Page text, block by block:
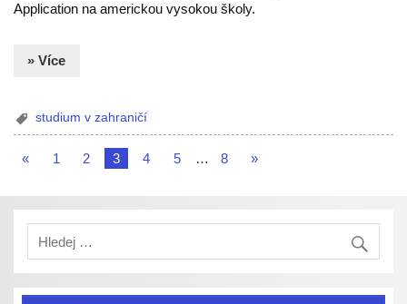
Application na americkou vysokou školy.
» Více
studium v zahraničí
« 1 2 3 4 5 … 8 »